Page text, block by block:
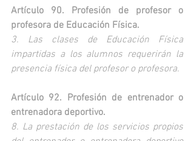
Artículo 90. Profesión de profesor o
profesora de Educación Física.
3. Las clases de Educación Física
impartidas a los alumnos requerirán la
presencia física del profesor o profesora.
Artículo 92. Profesión de entrenador o
entrenadora deportivo.
8. La prestación de los servicios propios